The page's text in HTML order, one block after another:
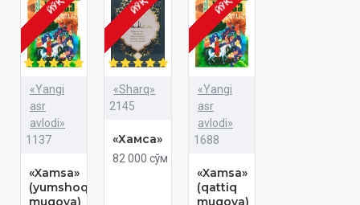
ЙЎҚ
«Yangi
asr
avlodi»
1137
«Xamsa»
(yumshoq
muqova)
ЙЎҚ
«Sharq»
2145
«Хамса»
82 000 сўм
ЙЎҚ
«Yangi
asr
avlodi»
1688
«Xamsa»
(qattiq
muqova)